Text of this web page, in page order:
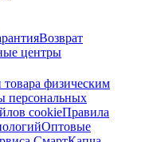
Возврат
центры
физическим
персональных
cookieПравила
Оптовые